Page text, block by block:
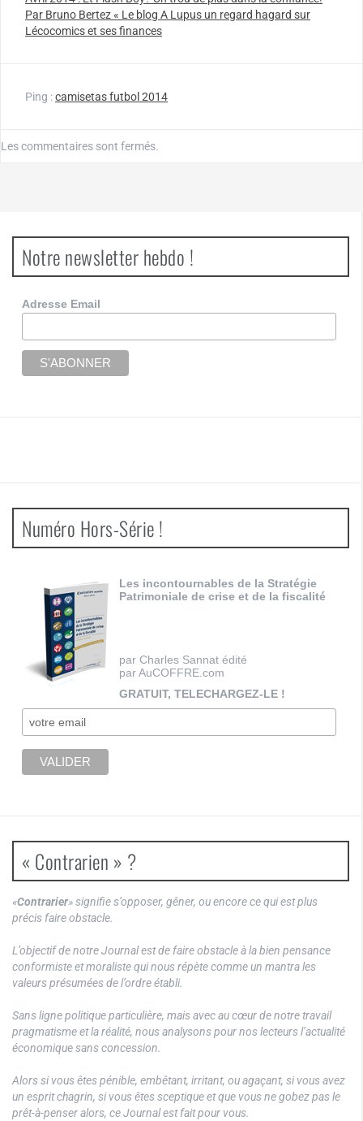
Par Bruno Bertez « Le blog A Lupus un regard hagard sur
Lécocomics et ses finances
Ping :camisetas futbol 2014
Les commentaires sont fermés.
Notre newsletter hebdo !
Adresse Email
Numéro Hors-Série !
Les incontournables de la Stratégie
Patrimoniale de crise et de la fiscalité
par Charles Sannat édité
par AuCOFFRE.com
GRATUIT, TELECHARGEZ-LE !
« Contrarien » ?
«Contrarier» signifie s’opposer, gêner, ou encore ce qui est plus
précis faire obstacle.
L’objectif de notre Journal est de faire obstacle à la bien pensance
conformiste et moraliste qui nous répète comme un mantra les
valeurs présumées de l’ordre établi.
Sans ligne politique particulière, mais avec au cœur de notre travail
pragmatisme et la réalité, nous analysons pour nos lecteurs l’actualité
économique sans concession.
Alors si vous êtes pénible, embêtant, irritant, ou agaçant, si vous avez
un esprit chagrin, si vous êtes sceptique et que vous ne gobez pas le
prêt-à-penser alors, ce Journal est fait pour vous.